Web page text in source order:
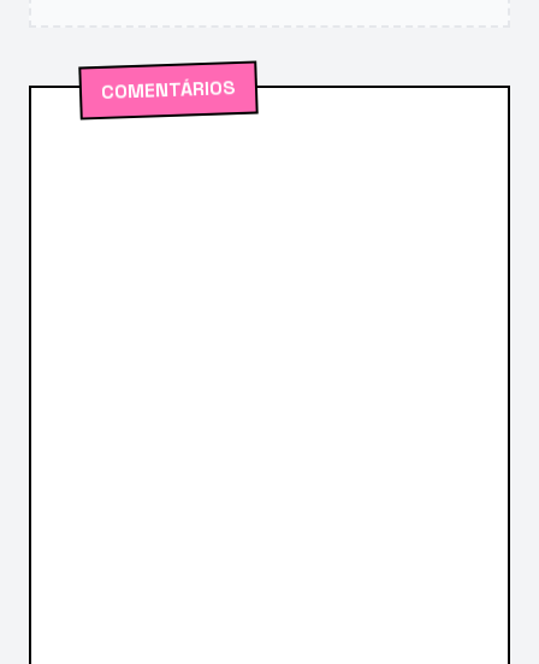
COMENTÁRIOS